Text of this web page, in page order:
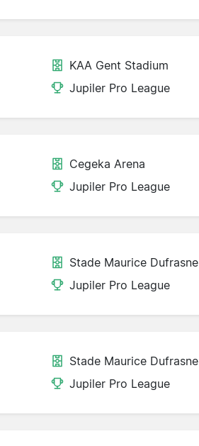
KAA Gent Stadium
Jupiler Pro League
Cegeka Arena
Jupiler Pro League
Stade Maurice Dufrasne
Jupiler Pro League
Stade Maurice Dufrasne
Jupiler Pro League